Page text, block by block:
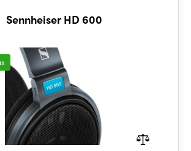
Sennheiser HD 600